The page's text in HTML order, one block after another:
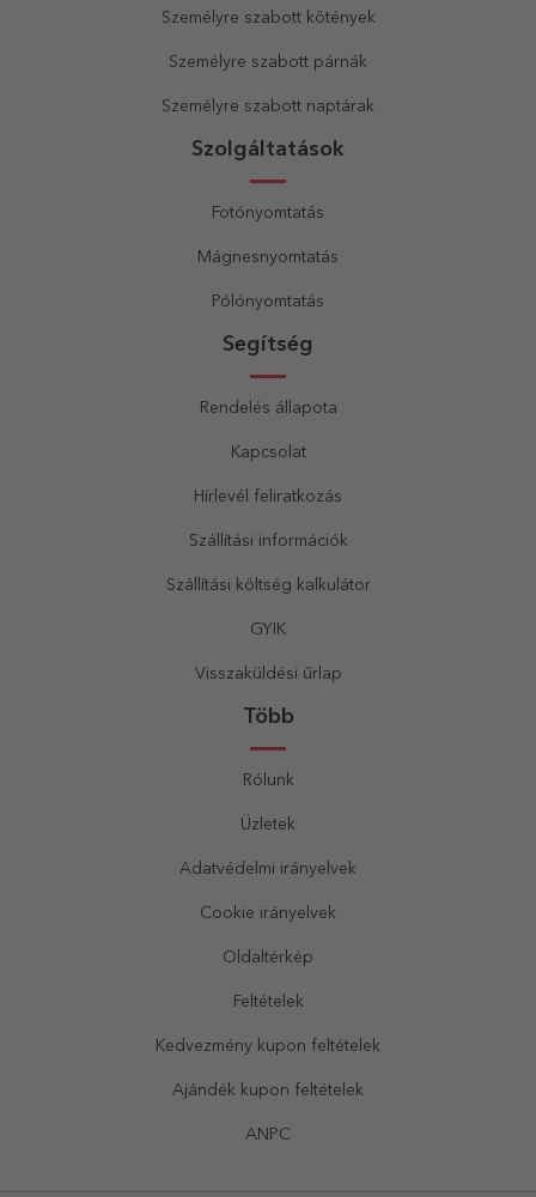
Személyre szabott kötények
Személyre szabott párnák
Személyre szabott naptárak
Szolgáltatások
Fotónyomtatás
Mágnesnyomtatás
Pólónyomtatás
Segítség
Rendelés állapota
Kapcsolat
Hírlevél feliratkozás
Szállítási információk
Szállítási költség kalkulátor
GYIK
Visszaküldési űrlap
Több
Rólunk
Üzletek
Adatvédelmi irányelvek
Cookie irányelvek
Oldaltérkép
Feltételek
Kedvezmény kupon feltételek
Ajándék kupon feltételek
ANPC